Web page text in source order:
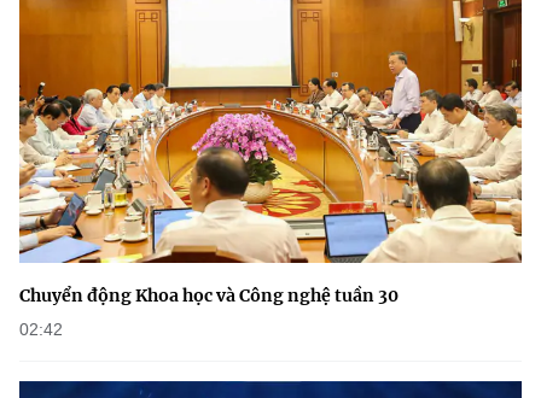
(Ghi rõ nguồn "https://mst.gov.vn" khi phát hành lại thông tin từ
Chuyển động Khoa học và Công nghệ tuần 30
02:42